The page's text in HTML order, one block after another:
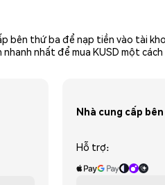
bên thứ ba để nạp tiền vào tài
nhất để mua KUSD một cách
Nhà cung cấp
Hỗ trợ: